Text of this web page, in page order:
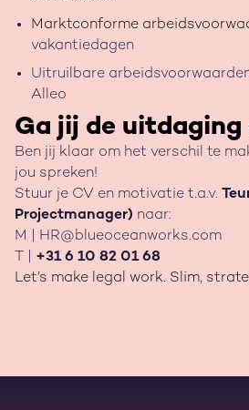
Marktconforme
vakantiedagen
Uitruilbare
Alleo
Ga jij de uitdaging
Ben jij klaar om het verschil te
jou spreken!
Stuur je CV en motivatie t.a.v.
Projectmanager) naar:
M | HR@blueoceanworks.com
T | +31 6 10 82 01 68
Let’s make legal work. Slim,